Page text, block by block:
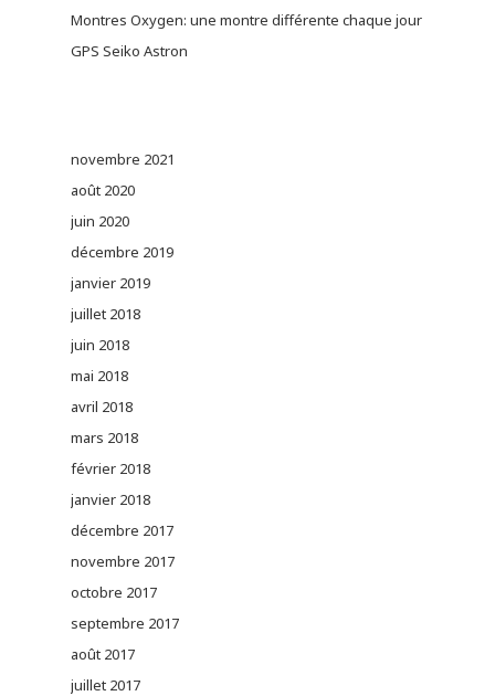
Montres Oxygen: une montre différente chaque jour
GPS Seiko Astron
novembre 2021
août 2020
juin 2020
décembre 2019
janvier 2019
juillet 2018
juin 2018
mai 2018
avril 2018
mars 2018
février 2018
janvier 2018
décembre 2017
novembre 2017
octobre 2017
septembre 2017
août 2017
juillet 2017